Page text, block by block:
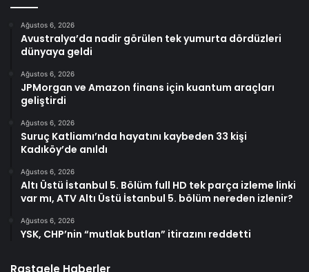
Ağustos 6, 2026
Avustralya’da nadir görülen tek yumurta dördüzleri
dünyaya geldi
Ağustos 6, 2026
JPMorgan ve Amazon finans için kuantum araçları
geliştirdi
Ağustos 6, 2026
Suruç Katliamı’nda hayatını kaybeden 33 kişi
Kadıköy’de anıldı
Ağustos 6, 2026
Altı Üstü İstanbul 5. Bölüm full HD tek parça izleme linki
var mı, ATV Altı Üstü İstanbul 5. bölüm nereden izlenir?
Ağustos 6, 2026
YSK, CHP’nin “mutlak butlan” itirazını reddetti
Rastgele Haberler